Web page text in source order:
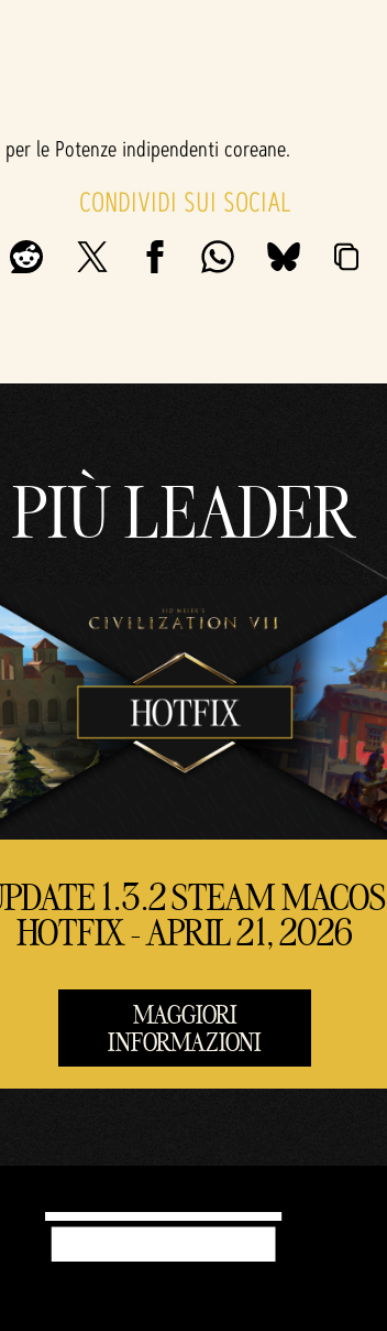
le Potenze indipendenti coreane.
CONDIVIDI SUI SOCIAL
PIÙ LEADER
1.3.2 STEAM MACOS
HOTFIX - APRIL 21, 2026
MAGGIORI
INFORMAZIONI